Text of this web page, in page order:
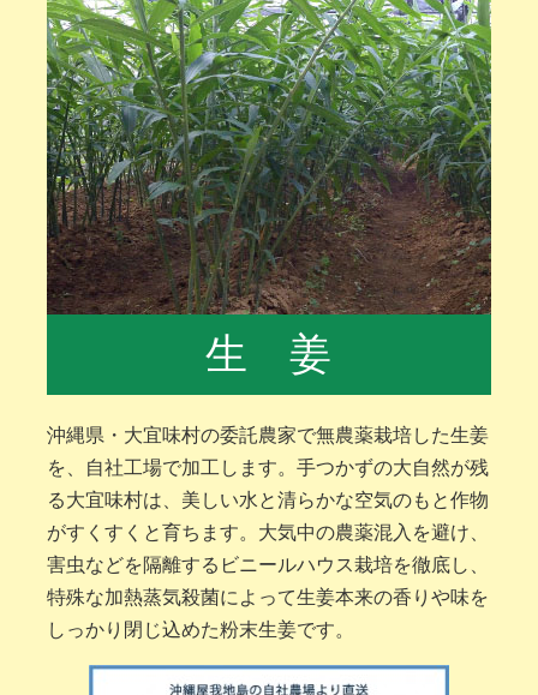
生 姜
沖縄県・大宜味村の委託農家で無農薬栽培した生姜
を、自社工場で加工します。手つかずの大自然が残
る大宜味村は、美しい水と清らかな空気のもと作物
がすくすくと育ちます。大気中の農薬混入を避け、
害虫などを隔離するビニールハウス栽培を徹底し、
特殊な加熱蒸気殺菌によって生姜本来の香りや味を
しっかり閉じ込めた粉末生姜です。